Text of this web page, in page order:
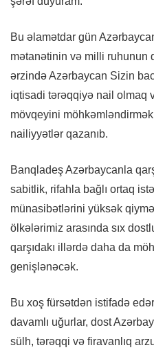
Bu əlamətdar gün
mətanətinin və milli ruhunun
ərzində Azərbaycan Sizin
iqtisadi tərəqqiyə nail olmaq
mövqeyini
nailiyyətlər qazanıb.
Banqladeş Azərbaycanla
sabitlik, rifahla bağlı ortaq
münasibətlərini yüksək
ölkələrimiz arasında sıx
qarşıdakı illərdə daha da
genişlənəcək.
Bu xoş fürsətdən istifadə
davamlı uğurlar, dost
sülh, tərəqqi və firavanlıq